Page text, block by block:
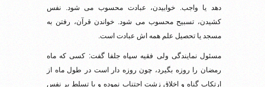
دهد یا واجب. خوابیدن، عبادت محسوب می شود. نفس
کشیدن، تسبیح محسوب می شود. خواندن قرآن، رفتن به
مسجد یا تحصیل علم همه اش عبادت است.
مسئول نمایندگی ولی فقیه سپاه جلفا گفت: کسی که ماه
رمضان را روزه بگیرد، چون روزه دار است در طول ماه از
ارتکاب گناه و اخلاق زشت اجتناب نموده و با تسلط بر نفس